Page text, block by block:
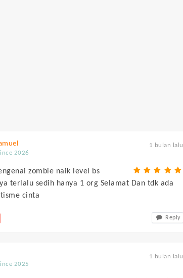
1 bulan lalu
2026
zombie naik level bs
terlalu sedih hanya 1 org Selamat Dan tdk ada
cinta
Reply
1 bulan lalu
2025